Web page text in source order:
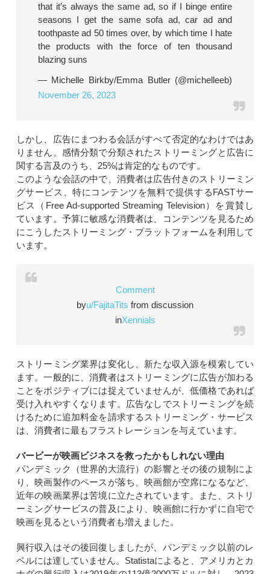
that it’s always the same ad, so if I binge entire
seasons I get the same sofa ad, car ad and
toothpaste ad 50 times over, by which time I hate
the products with the force of ten thousand
blazing suns
— Michelle Birkby/Emma Butler (@michelleeb)
November 26, 2023
しかし、広告にまつわる会話がすべて否定的なわけではあ
りません。感情分類で分類されたストリーミングと広告に
関する言及のうち、25%は肯定的なものです。
このような会話の中で、消費者は広告付きのストリーミン
グサービス、特にコンテンツを無料で提供するFASTサー
ビス（Free Ad-supported Streaming Television）を賞賛し
ています。予算に敏感な消費者は、コンテンツを見るため
にこうしたストリーミング・プラットフォームを利用して
います。
Comment
byu/FajitaTits from discussion
inXennials
ストリーミング業界は変化し、新たな収入源を模索してい
ます。一般的に、消費者はストリーミングに広告が加わる
ことをポジティブには捉えていませんが、低価格であれば
受け入れやすくなります。広告なしでストリーミングを続
けるために追加料金を請求するストリーミング・サービス
は、消費者に最もフラストレーションを与えています。
バービーが映画ビジネスを救ったかもしれない理由
パンデミック（世界的大流行）の影響とその後の規制によ
り、映画製作のペースが落ち、映画館が空席になるなど、
近年の映画業界は苦境に立たされています。また、ストリ
ーミングサービスの普及により、映画館に行かずに自宅で
映画を見るという消費者も増えました。
興行収入はその後回復しましたが、パンデミック以前のレ
ベルには達していません。Statistaによると、アメリカとカ